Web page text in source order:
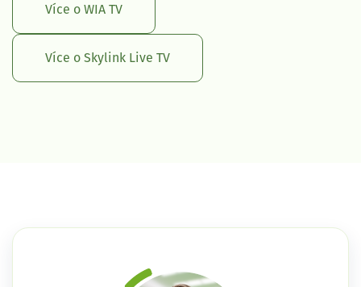
Více o WIA TV
Více o Skylink Live TV